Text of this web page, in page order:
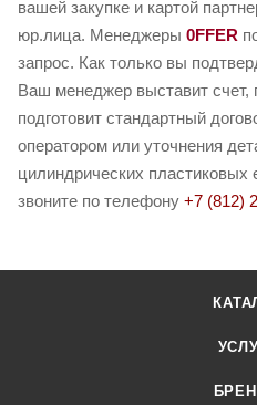
вашей закупке и картой
юр.лица. Менеджеры 0FFER
запрос. Как только вы
Ваш менеджер выставит счет,
подготовит стандартный
оператором или уточнения
цилиндрических
звоните по телефону +7 (812)